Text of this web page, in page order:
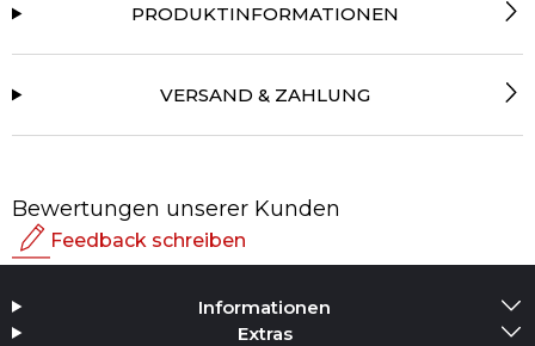
PRODUKTINFORMATIONEN
VERSAND & ZAHLUNG
Bewertungen unserer Kunden
Feedback schreiben
Medium hinzufügen
Informationen
Extras